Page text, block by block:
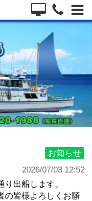
お知らせ
2026/07/03 12:52
り出船します。
の皆様よろしくお願